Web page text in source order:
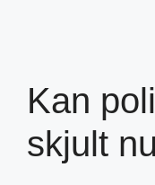
Kan
skjult